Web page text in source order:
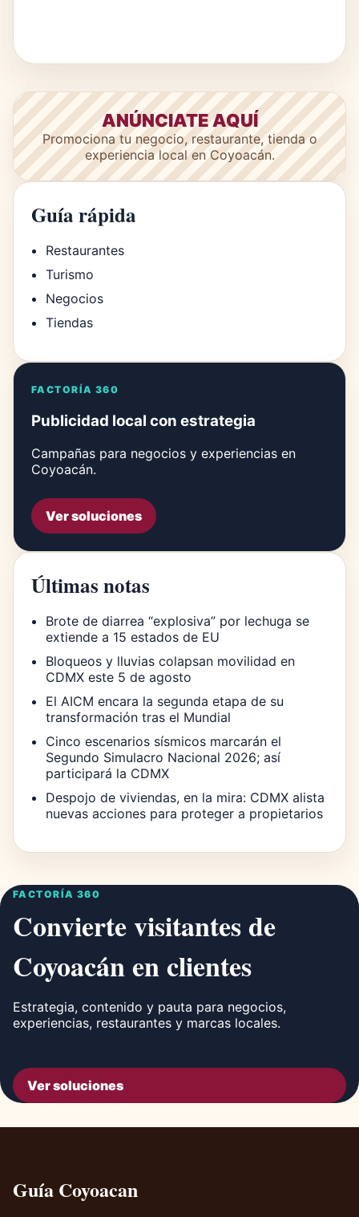
ANÚNCIATE AQUÍ
Promociona tu negocio, restaurante, tienda o
experiencia local en Coyoacán.
Guía rápida
Restaurantes
Turismo
Negocios
Tiendas
FACTORÍA 360
Publicidad local con estrategia
Campañas para negocios y experiencias en
Coyoacán.
Ver soluciones
Últimas notas
Brote de diarrea “explosiva” por lechuga se
extiende a 15 estados de EU
Bloqueos y lluvias colapsan movilidad en
CDMX este 5 de agosto
El AICM encara la segunda etapa de su
transformación tras el Mundial
Cinco escenarios sísmicos marcarán el
Segundo Simulacro Nacional 2026; así
participará la CDMX
Despojo de viviendas, en la mira: CDMX alista
nuevas acciones para proteger a propietarios
FACTORÍA 360
Convierte visitantes de
Coyoacán en clientes
Estrategia, contenido y pauta para negocios,
experiencias, restaurantes y marcas locales.
Ver soluciones
Guía Coyoacan